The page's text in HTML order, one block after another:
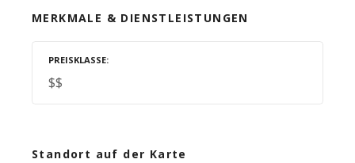
MERKMALE & DIENSTLEISTUNGEN
PREISKLASSE
$$
Standort auf der Karte